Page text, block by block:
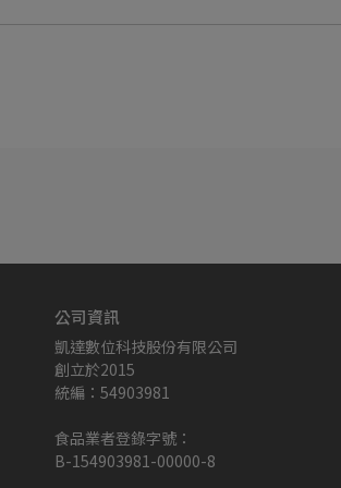
公司資訊
凱達數位科技股份有限公司
創立於2015
統編：54903981
食品業者登錄字號：
B-154903981-00000-8